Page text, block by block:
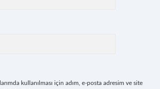
kullanılması için adım, e-posta adresim ve site